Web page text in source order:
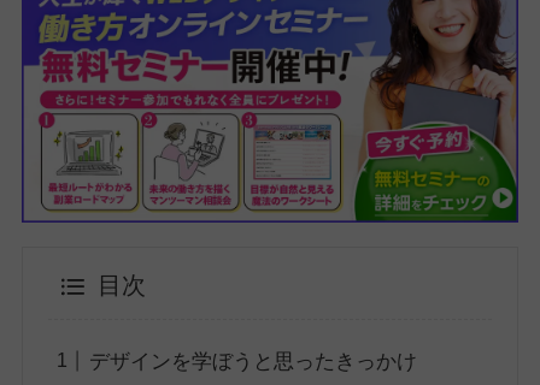
目次
デザインを学ぼうと思ったきっかけ